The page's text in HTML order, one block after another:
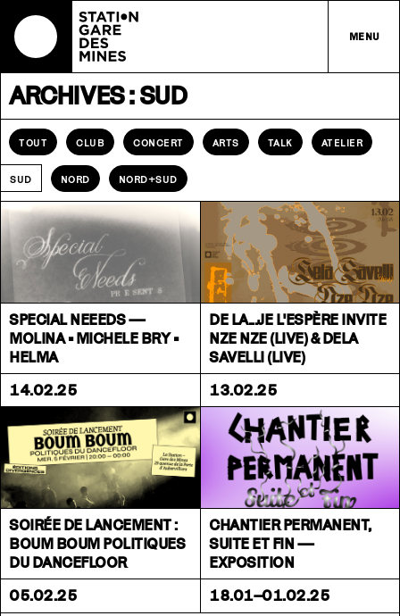
MENU
ARCHIVES : SUD
TOUT CLUB CONCERT ARTS TALK ATELIER
SUD NORD NORD+SUD
SPECIAL NEEEDS —
MOLINA • MICHELE BRY •
HELMA
14.02.25
DE LA...JE L'ESPÈRE INVITE
NZE NZE (LIVE) & DELA
SAVELLI (LIVE)
13.02.25
SOIRÉE DE LANCEMENT :
BOUM BOUM POLITIQUES
DU DANCEFLOOR
05.02.25
CHANTIER PERMANENT,
SUITE ET FIN —
EXPOSITION
18.01–01.02.25